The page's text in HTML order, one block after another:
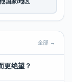
国家/地区
全部 →
更绝望？